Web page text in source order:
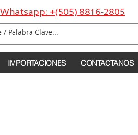
Whatsapp: +(505) 8816-2805
IMPORTACIONES CONTACTANOS